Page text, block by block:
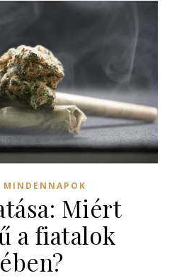
MINDENNAPOK
Miért
a fiatalok